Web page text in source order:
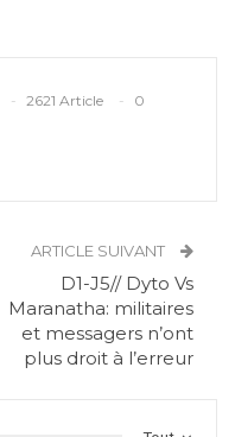
2621 Article
0
ARTICLE SUIVANT
D1-J5// Dyto Vs
Maranatha: militaires
et messagers n’ont
plus droit à l’erreur